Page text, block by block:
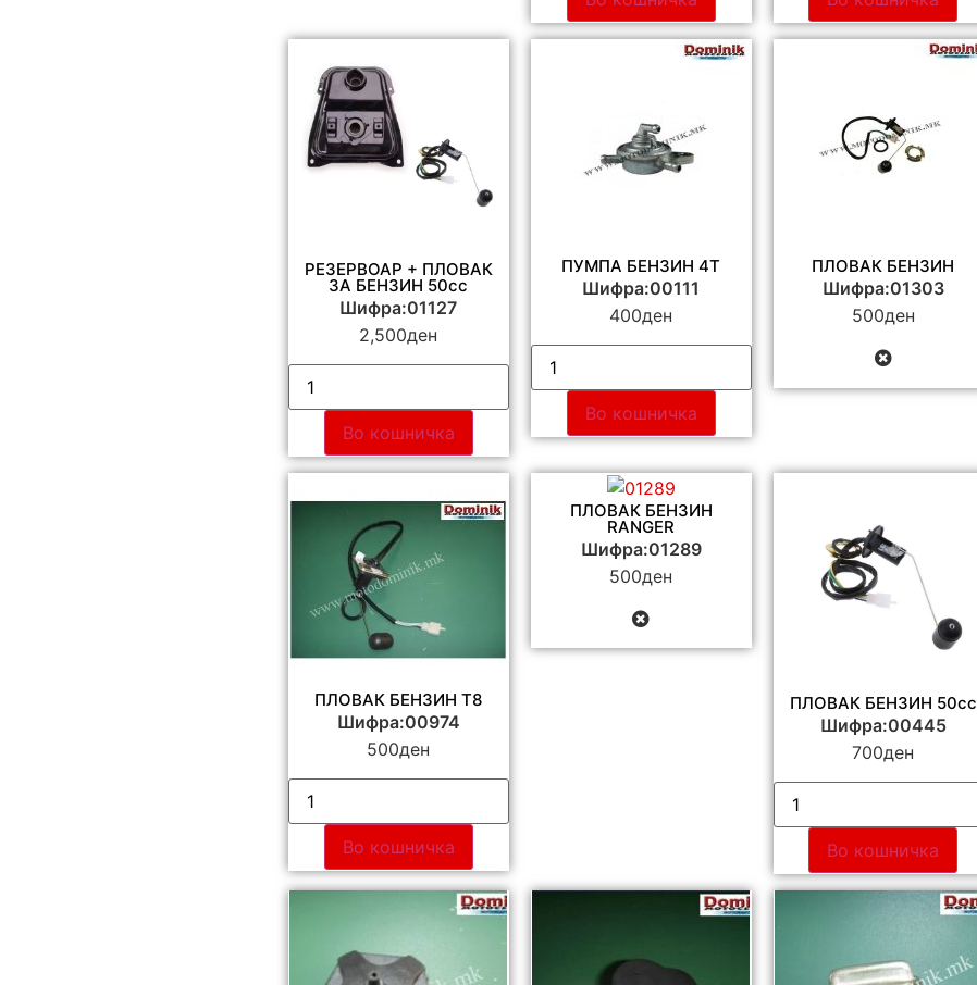
РЕЗЕРВОАР + ПЛОВАК
ЗА БЕНЗИН 50cc
Шифра:01127
2,500ден
Во кошничка
ПУМПА БЕНЗИН 4T
Шифра:00111
400ден
Во кошничка
ПЛОВАК БЕНЗИН
Шифра:01303
500ден
ПЛОВАК БЕНЗИН Т8
Шифра:00974
500ден
Во кошничка
ПЛОВАК БЕНЗИН
RANGER
Шифра:01289
500ден
ПЛОВАК БЕНЗИН 50cc
Шифра:00445
700ден
Во кошничка